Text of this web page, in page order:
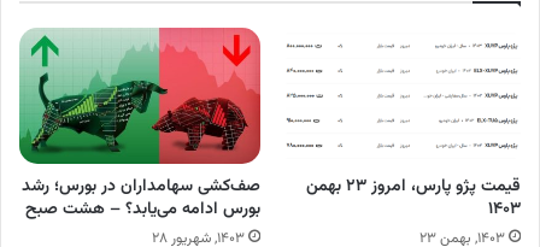
قیمت پژو پارس، امروز ۲۳ بهمن
۱۴۰۳
۱۴۰۳, بهمن ۲۳
صف‌کشی سهامداران در بورس؛ رشد
بورس ادامه می‌یابد؟ – هشت صبح
۱۴۰۳, شهریور ۲۸